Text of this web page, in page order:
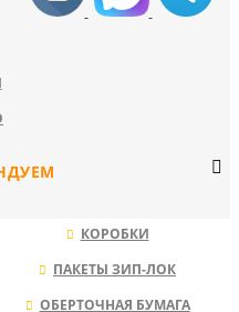
КОРОБКИ
ПАКЕТЫ ЗИП-ЛОК
ОБЕРТОЧНАЯ БУМАГА